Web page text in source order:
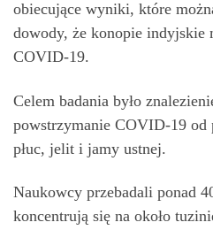
obiecujące wyniki, które
dowody, że konopie indyjskie
COVID-19.
Celem badania było
powstrzymanie COVID-19 od
płuc, jelit i jamy ustnej.
Naukowcy przebadali ponad
koncentrują się na około